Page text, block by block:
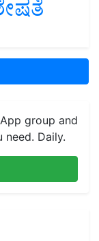
group and
Daily.